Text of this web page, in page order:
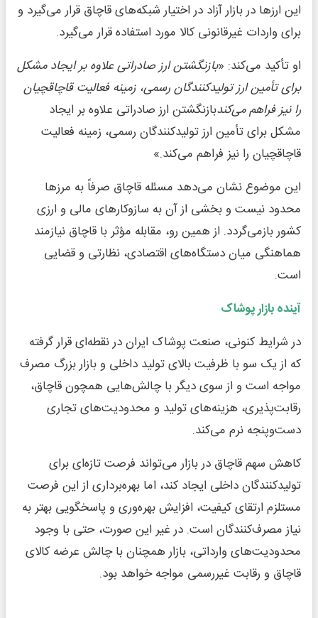
این ارزها در بازار آزاد در اختیار شبکه‌های قاچاق قرار می‌گیرد و
برای واردات غیرقانونی کالا مورد استفاده قرار می‌گیرد.
او تأکید می‌کند: «بازنگشتن ارز صادراتی علاوه بر ایجاد مشکل
برای تأمین ارز تولیدکنندگان رسمی، زمینه فعالیت قاچاقچیان
را نیز فراهم می‌کندبازنگشتن ارز صادراتی علاوه بر ایجاد
مشکل برای تأمین ارز تولیدکنندگان رسمی، زمینه فعالیت
قاچاقچیان را نیز فراهم می‌کند.»
این موضوع نشان می‌دهد مسئله قاچاق صرفاً به مرزها
محدود نیست و بخشی از آن به سازوکارهای مالی و ارزی
کشور بازمی‌گردد. از همین رو، مقابله مؤثر با قاچاق نیازمند
هماهنگی میان دستگاه‌های اقتصادی، نظارتی و قضایی
است.
آینده بازار پوشاک
در شرایط کنونی، صنعت پوشاک ایران در نقطه‌ای قرار گرفته
که از یک سو با ظرفیت بالای تولید داخلی و بازار بزرگ مصرف
مواجه است و از سوی دیگر با چالش‌هایی همچون قاچاق،
رقابت‌پذیری، هزینه‌های تولید و محدودیت‌های تجاری
دست‌وپنجه نرم می‌کند.
کاهش سهم قاچاق در بازار می‌تواند فرصت تازه‌ای برای
تولیدکنندگان داخلی ایجاد کند، اما بهره‌برداری از این فرصت
مستلزم ارتقای کیفیت، افزایش بهره‌وری و پاسخگویی بهتر به
نیاز مصرف‌کنندگان است. در غیر این صورت، حتی با وجود
محدودیت‌های وارداتی، بازار همچنان با چالش عرضه کالای
قاچاق و رقابت غیررسمی مواجه خواهد بود.